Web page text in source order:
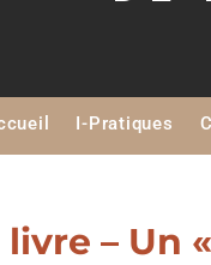
I-Pratiques
– Un